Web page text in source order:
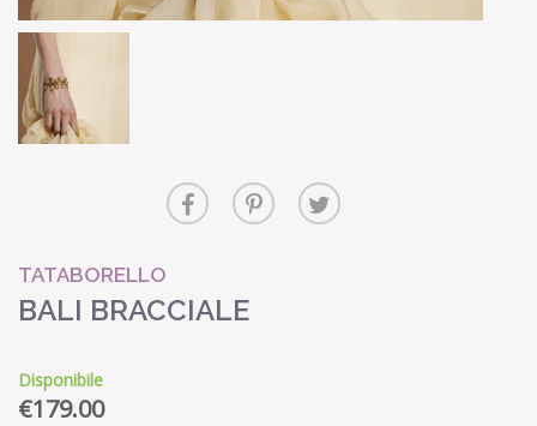
TATABORELLO
BALI BRACCIALE
Disponibile
€179.00